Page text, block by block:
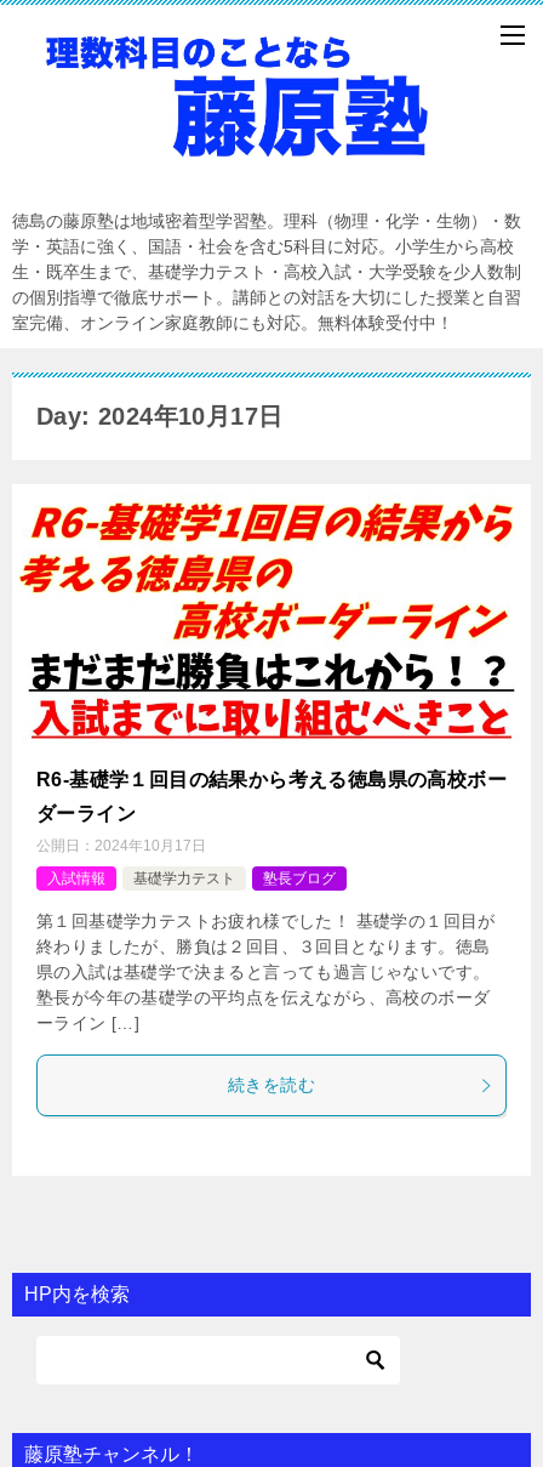
徳島の藤原塾は地域密着型学習塾。理科（物理・化学・生物）・数
学・英語に強く、国語・社会を含む5科目に対応。小学生から高校
生・既卒生まで、基礎学力テスト・高校入試・大学受験を少人数制
の個別指導で徹底サポート。講師との対話を大切にした授業と自習
室完備、オンライン家庭教師にも対応。無料体験受付中！
Day: 2024年10月17日
R6-基礎学１回目の結果から考える徳島県の高校ボー
ダーライン
公開日： 2024年10月17日
入試情報
基礎学力テスト 塾長ブログ
第１回基礎学力テストお疲れ様でした！ 基礎学の１回目が
終わりましたが、勝負は２回目、３回目となります。徳島
県の入試は基礎学で決まると言っても過言じゃないです。
塾長が今年の基礎学の平均点を伝えながら、高校のボーダ
ーライン […]
続きを読む
HP内を検索
藤原塾チャンネル！